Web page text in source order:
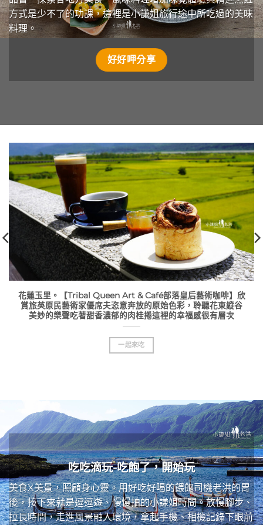
方式是少不了的功課，這裡是小謙姐旅行途中所吃過的美味
料理。
好好呷分享
花蓮玉里。【Tribal Queen Art & Café部落皇后藝術咖啡】欣
賞旅英原民藝術家優席夫恣意奔放的原始色彩，聆聽花東縱谷
美妙的樂聲吃著甜香濃郁的肉桂捲這裡的幸福感很有層次
一起來吃
吃吃滴玩-吃飽了，開始玩
美食X美景，照顧身心靈。用好吃好喝的餵飽司機老洪的胃
後，接下來就是逗逗遊、慢慢拍的小謙姐時間。放慢腳步、
拉長時間，走進風景融入環境，拿起手機、相機記錄下眼前